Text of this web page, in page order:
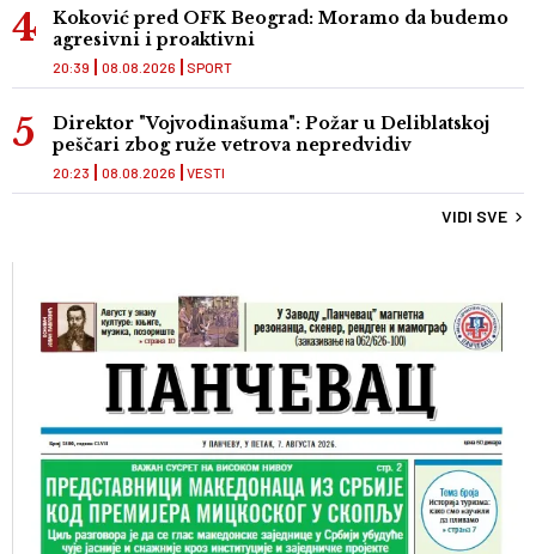
Koković pred OFK Beograd: Moramo da budemo
agresivni i proaktivni
SPORT
20:39 08.08.2026
Direktor "Vojvodinašuma": Požar u Deliblatskoj
peščari zbog ruže vetrova nepredvidiv
VESTI
20:23 08.08.2026
VIDI SVE